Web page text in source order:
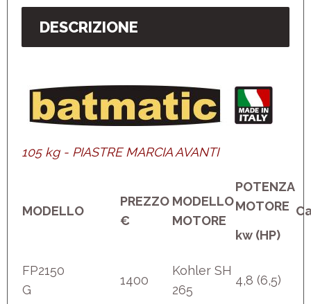
DESCRIZIONE
105 kg - PIASTRE MARCIA AVANTI
MODELLO
PREZZO
€
MODELLO
MOTORE
POTENZA
MOTORE
kw (HP)
FP2150
G
1400
Kohler SH
265
4,8 (6,5)